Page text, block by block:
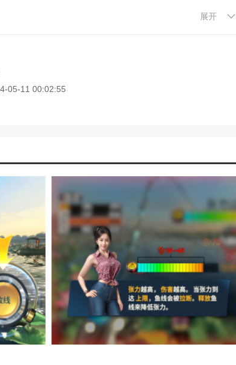
个网站是你下载安卓手机app的最佳网站！
版无限金币下载)
展开
05-11 00:02:55